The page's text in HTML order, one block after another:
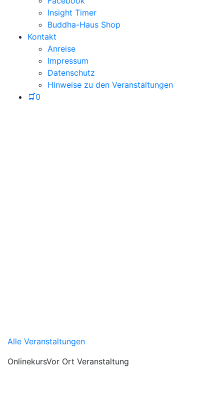
Insight Timer
Buddha-Haus Shop
Kontakt
Anreise
Impressum
Datenschutz
Hinweise zu den Veranstaltungen
🛒0
Alle Veranstaltungen
OnlinekursVor Ort Veranstaltung